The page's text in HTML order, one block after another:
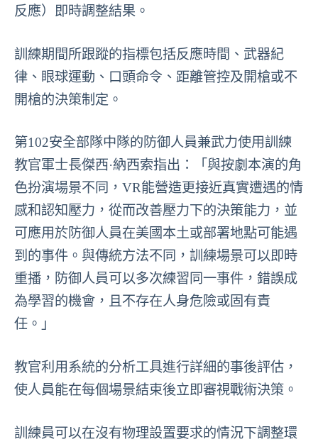
反應）即時調整結果。
訓練期間所跟蹤的指標包括反應時間、武器紀
律、眼球運動、口頭命令、距離管控及開槍或不
開槍的決策制定。
第102安全部隊中隊的防御人員兼武力使用訓練
教官軍士長傑西·納西索指出：「與按劇本演的角
色扮演場景不同，VR能營造更接近真實遭遇的情
感和認知壓力，從而改善壓力下的決策能力，並
可應用於防御人員在美國本土或部署地點可能遇
到的事件。與傳統方法不同，訓練場景可以即時
重播，防御人員可以多次練習同一事件，錯誤成
為學習的機會，且不存在人身危險或固有責
任。」
教官利用系統的分析工具進行詳細的事後評估，
使人員能在每個場景結束後立即審視戰術決策。
訓練員可以在沒有物理設置要求的情況下調整環